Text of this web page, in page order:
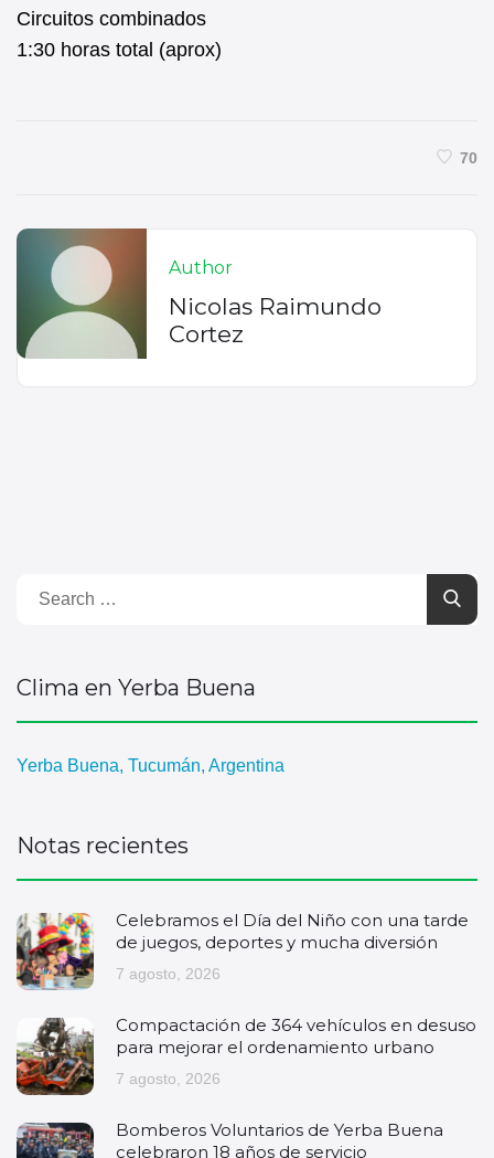
Circuitos combinados
1:30 horas total (aprox)
70
Author
Nicolas Raimundo
Cortez
Clima en Yerba Buena
Yerba Buena, Tucumán, Argentina
Notas recientes
Celebramos el Día del Niño con una tarde
de juegos, deportes y mucha diversión
7 agosto, 2026
Compactación de 364 vehículos en desuso
para mejorar el ordenamiento urbano
7 agosto, 2026
Bomberos Voluntarios de Yerba Buena
celebraron 18 años de servicio